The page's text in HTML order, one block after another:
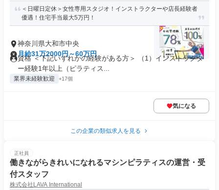
＜日曜日定休＞女性専用スタジオ！インストラクターや店長経験者
優遇！住宅手当最大5万円！
神奈川県大和市中央
月給31万2000円～60万円
資格 ＜下記いずれかの経験がある方＞ （1）インストラクタ
ー経験1年以上（ピラティス...
業界未経験歓迎 +17個
気になる
この企業の類似求人を見る
正社員
働きながらきれいになれるマシンピラティスの運営・受
付スタッフ
株式会社LAVA International